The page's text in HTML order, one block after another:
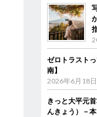
ゼロトラスト
南】
2026年6月18日
きっと大平元
んきょう）－